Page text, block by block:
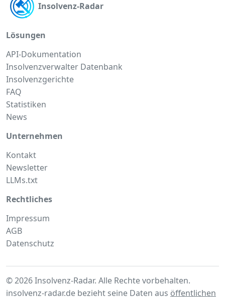
Insolvenz-Radar
Lösungen
API-Dokumentation
Insolvenzverwalter Datenbank
Insolvenzgerichte
FAQ
Statistiken
News
Unternehmen
Kontakt
Newsletter
LLMs.txt
Rechtliches
Impressum
AGB
Datenschutz
© 2026 Insolvenz-Radar. Alle Rechte vorbehalten.
insolvenz-radar.de bezieht seine Daten aus öffentlichen